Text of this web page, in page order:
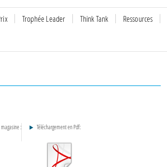
Trophée Leader Think Tank Ressources
: Téléchargement en Pdf: